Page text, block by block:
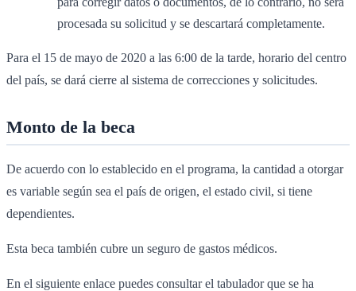
procesada su solicitud y se descartará completamente.
Para el 15 de mayo de 2020 a las 6:00 de la tarde, horario del centro
del país, se dará cierre al sistema de correcciones y solicitudes.
Monto de la beca
De acuerdo con lo establecido en el programa, la cantidad a otorgar
es variable según sea el país de origen, el estado civil, si tiene
dependientes.
Esta beca también cubre un seguro de gastos médicos.
En el siguiente enlace puedes consultar el tabulador que se ha